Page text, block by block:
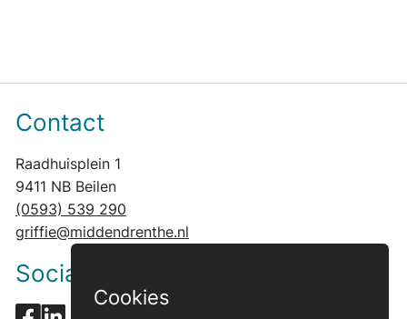
Contact
Raadhuisplein 1
9411 NB Beilen
(0593) 539 290
griffie@middendrenthe.nl
Social media
Cookies